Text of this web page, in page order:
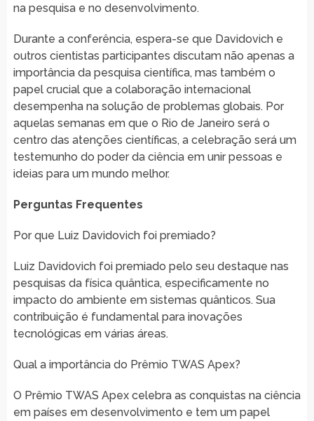
na pesquisa e no desenvolvimento.
Durante a conferência, espera-se que Davidovich e
outros cientistas participantes discutam não apenas a
importância da pesquisa científica, mas também o
papel crucial que a colaboração internacional
desempenha na solução de problemas globais. Por
aquelas semanas em que o Rio de Janeiro será o
centro das atenções científicas, a celebração será um
testemunho do poder da ciência em unir pessoas e
ideias para um mundo melhor.
Perguntas Frequentes
Por que Luiz Davidovich foi premiado?
Luiz Davidovich foi premiado pelo seu destaque nas
pesquisas da física quântica, especificamente no
impacto do ambiente em sistemas quânticos. Sua
contribuição é fundamental para inovações
tecnológicas em várias áreas.
Qual a importância do Prêmio TWAS Apex?
O Prêmio TWAS Apex celebra as conquistas na ciência
em países em desenvolvimento e tem um papel